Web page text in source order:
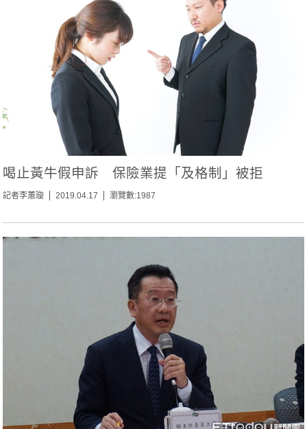
喝止黃牛假申訴 保險業提「及格制」被拒
記者李蕙璇 2019.04.17 瀏覽數:1987